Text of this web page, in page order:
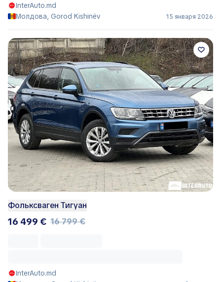
InterAuto.md
Молдова, Gorod Kishinëv
15 января 2026
Фольксваген Тигуан
16 499 € 16 799 €
InterAuto.md